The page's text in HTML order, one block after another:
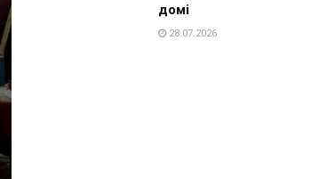
домі
28.07.2026